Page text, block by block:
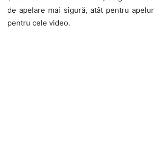
de apelare mai sigură, atât pentru
pentru cele video.